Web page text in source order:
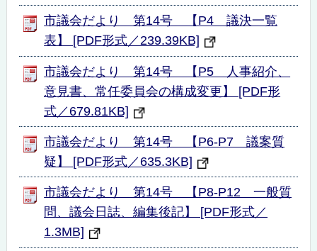
市議会だより 第14号 【P4 議決一覧
表】 [PDF形式／239.39KB]
市議会だより 第14号 【P5 人事紹介、
意見書、常任委員会の構成変更】 [PDF形
式／679.81KB]
市議会だより 第14号 【P6-P7 議案質
疑】 [PDF形式／635.3KB]
市議会だより 第14号 【P8-P12 一般質
問、議会日誌、編集後記】 [PDF形式／
1.3MB]